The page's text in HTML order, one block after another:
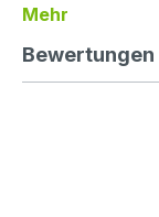
Mehr
Bewertungen